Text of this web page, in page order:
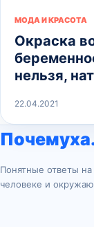
МОДА И КРАСОТА
Окраска
нельзя,
22.04.2021
Понятные ответы
человеке и